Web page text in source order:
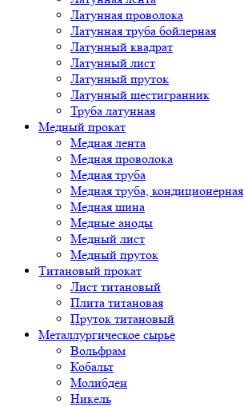
Латунная проволока
Латунная труба бойлерная
Латунный квадрат
Латунный лист
Латунный пруток
Латунный шестигранник
Труба латунная
Медный прокат
Медная лента
Медная проволока
Медная труба
Медная труба, кондиционерная
Медная шина
Медные аноды
Медный лист
Медный пруток
Титановый прокат
Лист титановый
Плита титановая
Пруток титановый
Металлургическое сырье
Вольфрам
Кобальт
Молибден
Никель